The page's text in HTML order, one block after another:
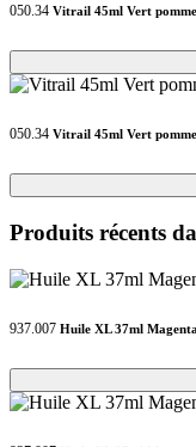
050.34 Vitrail 45ml Vert pomme
Loading...
Loading...
050.34 Vitrail 45ml Vert pomme
Loading...
Loading...
Produits récents
937.007 Huile XL 37ml Magenta
Loading...
Loading...